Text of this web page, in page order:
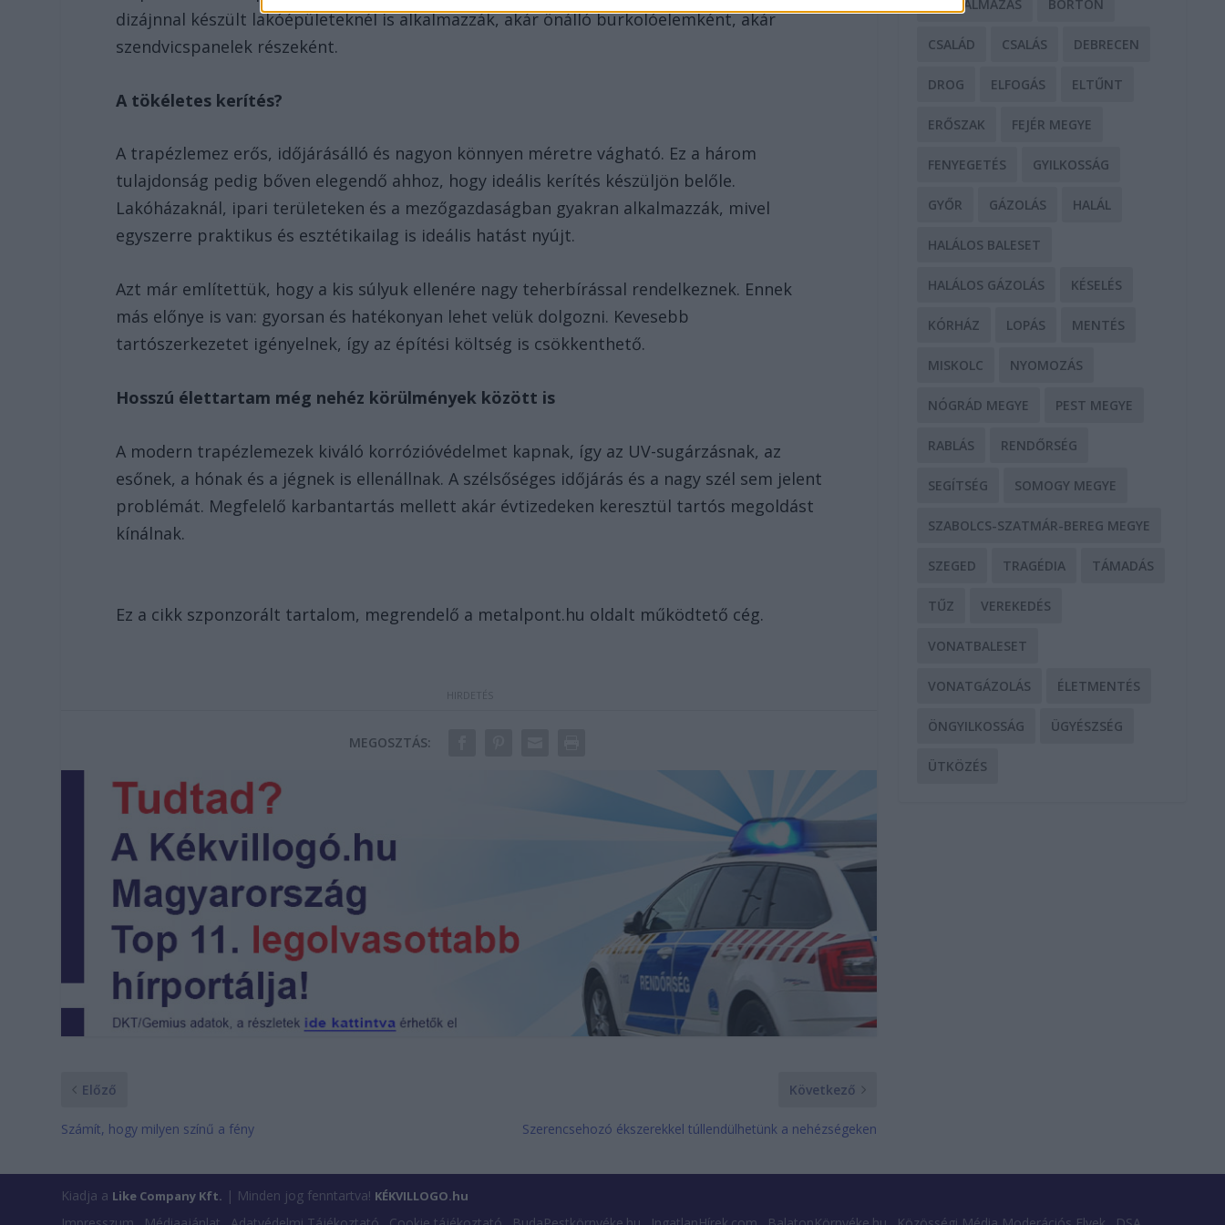
dizájnnal készült lakóépületeknél is alkalmazzák, akár önálló burkolóelemként, akár
szendvicspanelek részeként.
A tökéletes kerítés?
A trapézlemez erős, időjárásálló és nagyon könnyen méretre vágható. Ez a három
tulajdonság pedig bőven elegendő ahhoz, hogy ideális kerítés készüljön belőle.
Lakóházaknál, ipari területeken és a mezőgazdaságban gyakran alkalmazzák, mivel
egyszerre praktikus és esztétikailag is ideális hatást nyújt.
Azt már említettük, hogy a kis súlyuk ellenére nagy teherbírással rendelkeznek. Ennek
más előnye is van: gyorsan és hatékonyan lehet velük dolgozni. Kevesebb
tartószerkezetet igényelnek, így az építési költség is csökkenthető.
Hosszú élettartam még nehéz körülmények között is
A modern trapézlemezek kiváló korrózióvédelmet kapnak, így az UV-sugárzásnak, az
esőnek, a hónak és a jégnek is ellenállnak. A szélsőséges időjárás és a nagy szél sem jelent
problémát. Megfelelő karbantartás mellett akár évtizedeken keresztül tartós megoldást
kínálnak.
Ez a cikk szponzorált tartalom, megrendelő a metalpont.hu oldalt működtető cég.
MEGOSZTÁS:
Előző
Számít, hogy milyen színű a fény
Következő
Szerencsehozó ékszerekkel túllendülhetünk a nehézségeken
BÁNTALMAZÁS BÖRTÖN
CSALÁD CSALÁS DEBRECEN
DROG ELFOGÁS ELTŰNT
ERŐSZAK FEJÉR MEGYE
FENYEGETÉS GYILKOSSÁG
GYŐR GÁZOLÁS HALÁL
HALÁLOS BALESET
HALÁLOS GÁZOLÁS KÉSELÉS
KÓRHÁZ LOPÁS MENTÉS
MISKOLC NYOMOZÁS
NÓGRÁD MEGYE PEST MEGYE
RABLÁS RENDŐRSÉG
SEGÍTSÉG SOMOGY MEGYE
SZABOLCS-SZATMÁR-BEREG MEGYE
SZEGED TRAGÉDIA TÁMADÁS
TŰZ VEREKEDÉS
VONATBALESET
VONATGÁZOLÁS ÉLETMENTÉS
ÖNGYILKOSSÁG ÜGYÉSZSÉG
ÜTKÖZÉS
Kiadja a Like Company Kft. | Minden jog fenntartva! KÉKVILLOGO.hu